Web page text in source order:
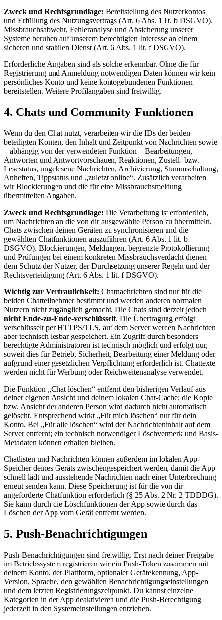
Zweck und Rechtsgrundlage: Bereitstellung des Nutzerkontos
und Erfüllung des Nutzungsvertrags (Art. 6 Abs. 1 lit. b DSGVO).
Missbrauchsabwehr, Fehleranalyse und Absicherung unserer
Systeme beruhen auf unserem berechtigten Interesse an einem
sicheren und stabilen Dienst (Art. 6 Abs. 1 lit. f DSGVO).
Erforderliche Angaben sind als solche erkennbar. Ohne die für
Registrierung und Anmeldung notwendigen Daten können wir kein
persönliches Konto und keine kontogebundenen Funktionen
bereitstellen. Weitere Profilangaben sind freiwillig.
4. Chats und Community-Funktionen
Wenn du den Chat nutzt, verarbeiten wir die IDs der beiden
beteiligten Konten, den Inhalt und Zeitpunkt von Nachrichten sowie
– abhängig von der verwendeten Funktion – Bearbeitungen,
Antworten und Antwortvorschauen, Reaktionen, Zustell- bzw.
Lesestatus, ungelesene Nachrichten, Archivierung, Stummschaltung,
Anheften, Tippstatus und „zuletzt online“. Zusätzlich verarbeiten
wir Blockierungen und die für eine Missbrauchsmeldung
übermittelten Angaben.
Zweck und Rechtsgrundlage: Die Verarbeitung ist erforderlich,
um Nachrichten an die von dir ausgewählte Person zu übermitteln,
Chats zwischen deinen Geräten zu synchronisieren und die
gewählten Chatfunktionen auszuführen (Art. 6 Abs. 1 lit. b
DSGVO). Blockierungen, Meldungen, begrenzte Protokollierung
und Prüfungen bei einem konkreten Missbrauchsverdacht dienen
dem Schutz der Nutzer, der Durchsetzung unserer Regeln und der
Rechtsverteidigung (Art. 6 Abs. 1 lit. f DSGVO).
Wichtig zur Vertraulichkeit: Chatnachrichten sind nur für die
beiden Chatteilnehmer bestimmt und werden anderen normalen
Nutzern nicht zugänglich gemacht. Die Chats sind derzeit jedoch
nicht Ende-zu-Ende-verschlüsselt. Die Übertragung erfolgt
verschlüsselt per HTTPS/TLS, auf dem Server werden Nachrichten
aber technisch lesbar gespeichert. Ein Zugriff durch besonders
berechtigte Administratoren ist technisch möglich und erfolgt nur,
soweit dies für Betrieb, Sicherheit, Bearbeitung einer Meldung oder
aufgrund einer gesetzlichen Verpflichtung erforderlich ist. Chattexte
werden nicht für Werbung oder Reichweitenanalyse verwendet.
Die Funktion „Chat löschen“ entfernt den bisherigen Verlauf aus
deiner eigenen Ansicht und deinem lokalen Chat-Cache; die Kopie
bzw. Ansicht der anderen Person wird dadurch nicht automatisch
gelöscht. Entsprechend wirkt „Für mich löschen“ nur für dein
Konto. Bei „Für alle löschen“ wird der Nachrichteninhalt auf dem
Server entfernt; ein technisch notwendiger Löschvermerk und Basis-
Metadaten können erhalten bleiben.
Chatlisten und Nachrichten können außerdem im lokalen App-
Speicher deines Geräts zwischengespeichert werden, damit die App
schnell lädt und ausstehende Nachrichten nach einer Unterbrechung
erneut senden kann. Diese Speicherung ist für die von dir
angeforderte Chatfunktion erforderlich (§ 25 Abs. 2 Nr. 2 TDDDG).
Sie kann durch die Löschfunktionen der App sowie durch das
Löschen der App vom Gerät entfernt werden.
5. Push-Benachrichtigungen
Push-Benachrichtigungen sind freiwillig. Erst nach deiner Freigabe
im Betriebssystem registrieren wir ein Push-Token zusammen mit
deinem Konto, der Plattform, optionaler Gerätekennung, App-
Version, Sprache, den gewählten Benachrichtigungseinstellungen
und dem letzten Registrierungszeitpunkt. Du kannst einzelne
Kategorien in der App deaktivieren und die Push-Berechtigung
jederzeit in den Systemeinstellungen entziehen.